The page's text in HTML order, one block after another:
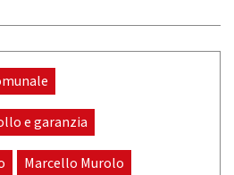
e garanzia
Marcello Murolo